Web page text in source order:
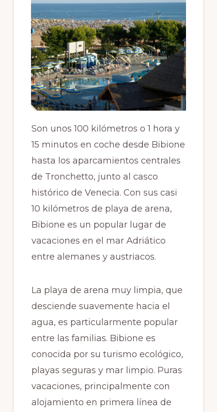
Son unos 100 kilómetros o 1 hora y
15 minutos en coche desde Bibione
hasta los aparcamientos centrales
de Tronchetto, junto al casco
histórico de Venecia. Con sus casi
10 kilómetros de playa de arena,
Bibione es un popular lugar de
vacaciones en el mar Adriático
entre alemanes y austriacos.
La playa de arena muy limpia, que
desciende suavemente hacia el
agua, es particularmente popular
entre las familias. Bibione es
conocida por su turismo ecológico,
playas seguras y mar limpio. Puras
vacaciones, principalmente con
alojamiento en primera línea de